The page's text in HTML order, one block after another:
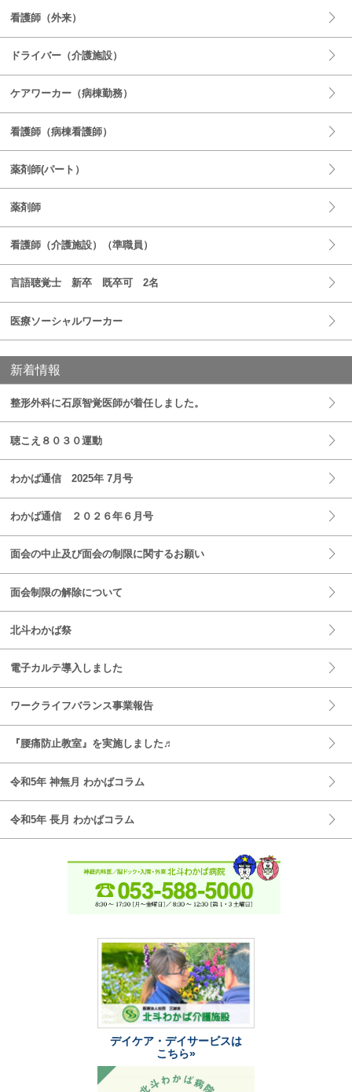
看護師（外来）
ドライバー（介護施設）
ケアワーカー（病棟勤務）
看護師（病棟看護師）
薬剤師(パート）
薬剤師
看護師（介護施設）（準職員）
言語聴覚士 新卒 既卒可 2名
医療ソーシャルワーカー
新着情報
整形外科に石原智覚医師が着任しました。
聴こえ８０３０運動
わかば通信 2025年 7月号
わかば通信 ２０２６年６月号
面会の中止及び面会の制限に関するお願い
面会制限の解除について
北斗わかば祭
電子カルテ導入しました
ワークライフバランス事業報告
『腰痛防止教室』を実施しました♬
令和5年 神無月 わかばコラム
令和5年 長月 わかばコラム
デイケア・デイサービスは
こちら»